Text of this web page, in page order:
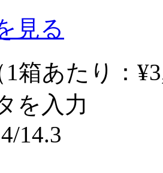
見る
1箱あたり：
を入力
14.3